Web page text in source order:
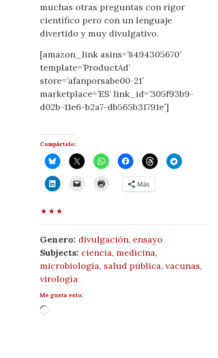
muchas otras preguntas con rigor
científico pero con un lenguaje
divertido y muy divulgativo.
[amazon_link asins=’8494305670′
template=’ProductAd’
store=’afanporsabe00-21′
marketplace=’ES’ link_id=’305f93b9-
d02b-11e6-b2a7-db565b31791e’]
Compártelo:
Más
Genero: divulgación, ensayo
Subjects: ciencia,medicina,
microbiología, salud pública,vacunas,
virología
Me gusta esto:
Cargando...